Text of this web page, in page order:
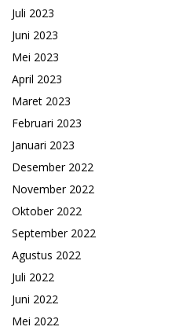
Juli 2023
Juni 2023
Mei 2023
April 2023
Maret 2023
Februari 2023
Januari 2023
Desember 2022
November 2022
Oktober 2022
September 2022
Agustus 2022
Juli 2022
Juni 2022
Mei 2022